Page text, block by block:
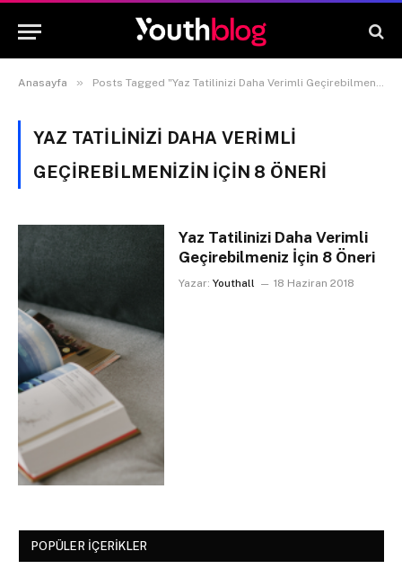
Anasayfa » Posts Tagged "Yaz Tatilinizi Daha Verimli Geçirebilmenizin İçin 8 Öneri"
YAZ TATILINIZI DAHA VERIMLI
GEÇIREBILMENIZIN İÇIN 8 ÖNERI
Yaz Tatilinizi Daha Verimli
Geçirebilmeniz İçin 8 Öneri
Yazar: Youthall 18 Haziran 2018
POPÜLER İÇERIKLER